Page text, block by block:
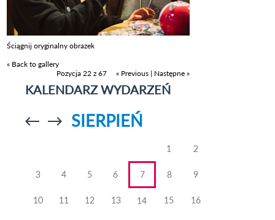
Ściągnij oryginalny obrazek
« Back to gallery
Pozycja 22 z 67
« Previous | Następne »
KALENDARZ WYDARZEŃ
Przejdź doPrzejdź do
SIERPIEŃ
1 2
3 4 5 6 7 8 9
10 11 12 13 14 15 16